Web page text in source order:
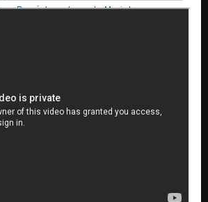
Pozvánka na koncert v Music L